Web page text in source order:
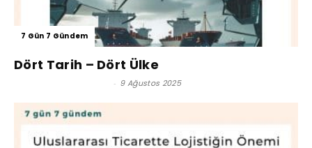
7 Gün 7 Gündem
Dört Tarih – Dört Ülke
- 9 Ağustos 2025